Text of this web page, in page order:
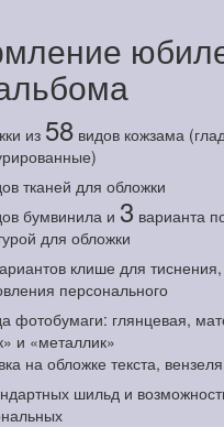
из 58 видов кожзама
тканей для обложки
бумвинила и 3 варианта
для обложки
клише для
персонального
фотобумаги: глянцевая,
и «металлик»
на обложке текста,
шильд и